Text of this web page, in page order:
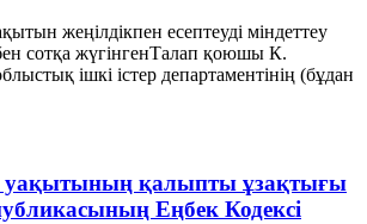
жеңілдікпен есептеуді міндеттеу
сотқа жүгінгенТалап қоюшы К.
ішкі істер департаментінің (бұдан
қалыпты ұзақтығы
Еңбек Кодексі